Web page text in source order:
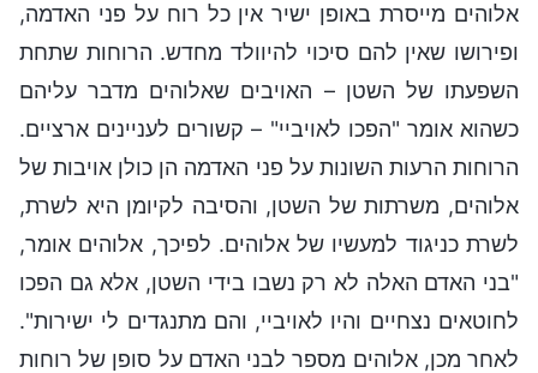
אלוהים מייסרת באופן ישיר אין כל רוח על פני האדמה,
ופירושו שאין להם סיכוי להיוולד מחדש. הרוחות שתחת
השפעתו של השטן – האויבים שאלוהים מדבר עליהם
כשהוא אומר "הפכו לאויביי" – קשורים לעניינים ארציים.
הרוחות הרעות השונות על פני האדמה הן כולן אויבות של
אלוהים, משרתות של השטן, והסיבה לקיומן היא לשרת,
לשרת כניגוד למעשיו של אלוהים. לפיכך, אלוהים אומר,
"בני האדם האלה לא רק נשבו בידי השטן, אלא גם הפכו
לחוטאים נצחיים והיו לאויביי, והם מתנגדים לי ישירות".
לאחר מכן, אלוהים מספר לבני האדם על סופן של רוחות